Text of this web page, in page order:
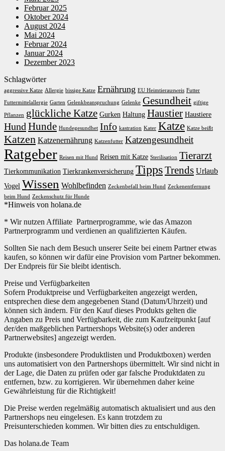
Februar 2025
Oktober 2024
August 2024
Mai 2024
Februar 2024
Januar 2024
Dezember 2023
Schlagwörter
aggressive Katze Allergie bissige Katze Ernährung EU Heimtierausweis Futter
Futtermittelallergie Garten Gelenkbeanspruchung Gelenke Gesundheit giftige
Pflanzen glückliche Katze Gurken Haltung Haustier Haustiere
Hund Hunde Hundegesundhet Info kastration Kater Katze Katze beißt
Katzen Katzenernährung Katzenfutter Katzengesundheit
Ratgeber Reisen mit Hund Reisen mit Katze Sterilisation Tierarzt
Tierkommunikation Tierkrankenversicherung TippsTrends Urlaub
Vogel Wissen Wohlbefinden Zeckenbefall beim Hund Zeckenentfernung
beim Hund Zeckenschutz für Hunde
*Hinweis von holana.de
* Wir nutzen Affiliate Partnerprogramme, wie das Amazon
Partnerprogramm und verdienen an qualifizierten Käufen.
Sollten Sie nach dem Besuch unserer Seite bei einem Partner etwas
kaufen, so können wir dafür eine Provision vom Partner bekommen.
Der Endpreis für Sie bleibt identisch.
Preise und Verfügbarkeiten
Sofern Produktpreise und Verfügbarkeiten angezeigt werden,
entsprechen diese dem angegebenen Stand (Datum/Uhrzeit) und
können sich ändern. Für den Kauf dieses Produkts gelten die
Angaben zu Preis und Verfügbarkeit, die zum Kaufzeitpunkt [auf
der/den maßgeblichen Partnershops Website(s) oder anderen
Partnerwebsites] angezeigt werden.
Produkte (insbesondere Produktlisten und Produktboxen) werden
uns automatisiert von den Partnershops übermittelt. Wir sind nicht in
der Lage, die Daten zu prüfen oder gar falsche Produktdaten zu
entfernen, bzw. zu korrigieren. Wir übernehmen daher keine
Gewährleistung für die Richtigkeit!
Die Preise werden regelmäßig automatisch aktualisiert und aus den
Partnershops neu eingelesen. Es kann trotzdem zu
Preisunterschieden kommen. Wir bitten dies zu entschuldigen.
Das holana.de Team